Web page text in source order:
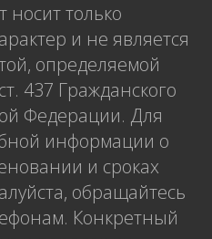
только
и не является
определяемой
437 Гражданского
Федерации. Для
информации о
и сроках
обращайтесь
Конкретный